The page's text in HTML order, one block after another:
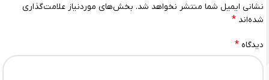
نشانی ایمیل شما منتشر نخواهد شد. بخش‌های موردنیاز علامت‌گذاری
شده‌اند *
دیدگاه *